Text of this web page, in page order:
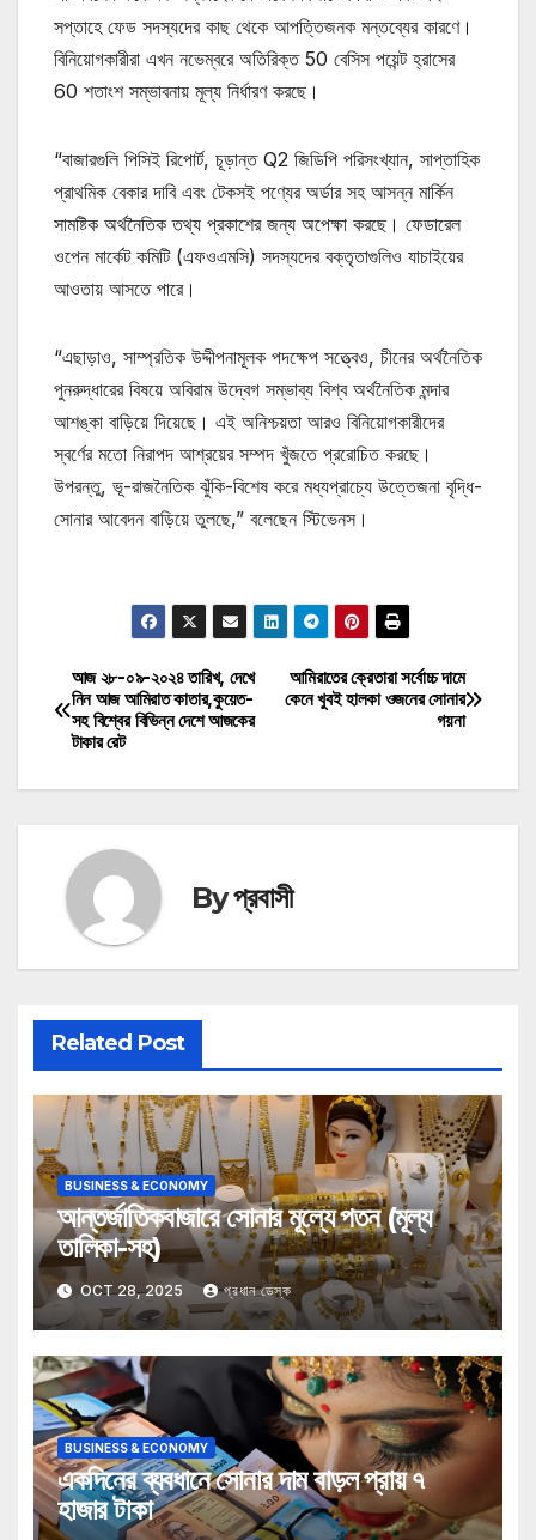
সপ্তাহে ফেড সদস্যদের কাছ থেকে আপত্তিজনক মন্তব্যের কারণে।
বিনিয়োগকারীরা এখন নভেম্বরে অতিরিক্ত 50 বেসিস পয়েন্ট হ্রাসের
60 শতাংশ সম্ভাবনায় মূল্য নির্ধারণ করছে।
“বাজারগুলি পিসিই রিপোর্ট, চূড়ান্ত Q2 জিডিপি পরিসংখ্যান, সাপ্তাহিক
প্রাথমিক বেকার দাবি এবং টেকসই পণ্যের অর্ডার সহ আসন্ন মার্কিন
সামষ্টিক অর্থনৈতিক তথ্য প্রকাশের জন্য অপেক্ষা করছে। ফেডারেল
ওপেন মার্কেট কমিটি (এফওএমসি) সদস্যদের বক্তৃতাগুলিও যাচাইয়ের
আওতায় আসতে পারে।
“এছাড়াও, সাম্প্রতিক উদ্দীপনামূলক পদক্ষেপ সত্ত্বেও, চীনের অর্থনৈতিক
পুনরুদ্ধারের বিষয়ে অবিরাম উদ্বেগ সম্ভাব্য বিশ্ব অর্থনৈতিক মন্দার
আশঙ্কা বাড়িয়ে দিয়েছে। এই অনিশ্চয়তা আরও বিনিয়োগকারীদের
স্বর্ণের মতো নিরাপদ আশ্রয়ের সম্পদ খুঁজতে প্ররোচিত করছে।
উপরন্তু, ভূ-রাজনৈতিক ঝুঁকি-বিশেষ করে মধ্যপ্রাচ্যে উত্তেজনা বৃদ্ধি-
সোনার আবেদন বাড়িয়ে তুলছে,” বলেছেন স্টিভেনস।
Post
navigation
আমিরাতের ক্রেতারা সর্বোচ্চ দামে
কেনে খুবই হালকা ওজনের সোনার
গয়না
আজ ২৮-০৯-২০২৪ তারিখ, দেখে
নিন আজ আমিরাত কাতার,কুয়েত-
সহ বিশ্বের বিভিন্ন দেশে আজকের
টাকার রেট
Byপ্রবাসী
Related Post
BUSINESS & ECONOMY
আন্তর্জাতিকবাজারে সোনার মূল্যে পতন (মূল্য
তালিকা-সহ)
OCT 28, 2025 প্রধান ডেস্ক
BUSINESS & ECONOMY
একদিনের ব্যবধানে সোনার দাম বাড়ল প্রায় ৭
হাজার টাকা